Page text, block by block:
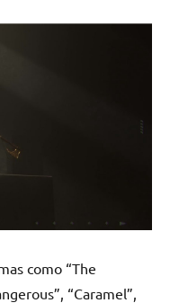
como “The
“Caramel”,